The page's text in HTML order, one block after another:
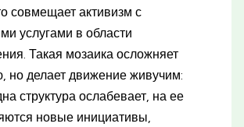
совмещает активизм с
услугами в области
Такая мозаика осложняет
но делает движение живучим:
структура ослабевает, на ее
новые инициативы,